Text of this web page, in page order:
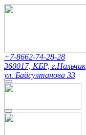
+7-8662-74-28-28
360017, КБР, г.Нальчик
ул. Байсултанова 33